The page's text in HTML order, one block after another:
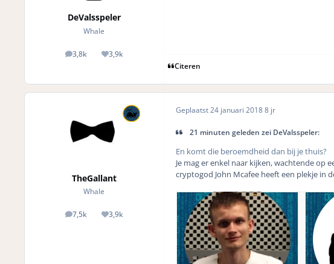
DeValsspeler
Whale
3,8k
posts 3,9k
Reputation
Citeren
TheGallant
Whale
7,5k
posts 3,9k
Reputation
Geplaatst24 januari 20188 jr
21 minuten geleden zei DeValsspeler:
En komt die beroemdheid dan bij je thuis?
Je mag er enkel naar kijken, wachtende
cryptogod John Mcafee heeft een plekje in